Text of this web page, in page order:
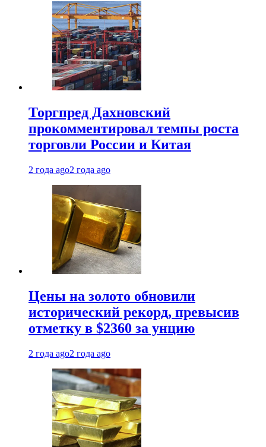
Торгпред Дахновский
прокомментировал темпы роста
торговли России и Китая
2 года ago2 года ago
Цены на золото обновили
исторический рекорд, превысив
отметку в $2360 за унцию
2 года ago2 года ago